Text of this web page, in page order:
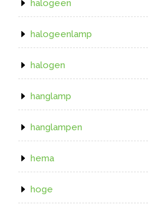
halogeen
halogeenlamp
halogen
hanglamp
hanglampen
hema
hoge